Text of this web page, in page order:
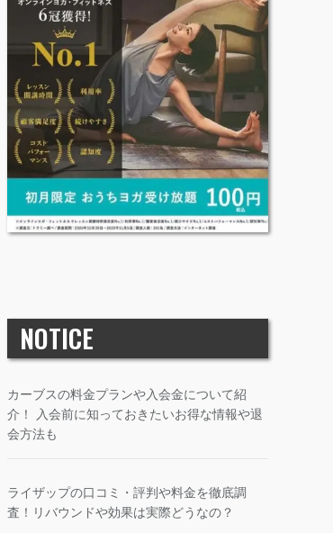
NOTICE
カーブスの料金プランや入会金について紹
介！ 入会前に知っておきたいお得な情報や退
会方法も
ライザップの口コミ・評判や料金を徹底調
査！リバウンドや効果は実際どうなの？